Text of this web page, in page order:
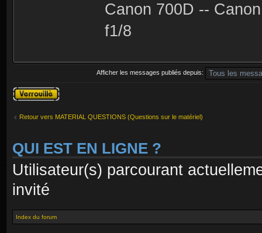
Canon 700D --
f1/8
Afficher les messages publiés depuis:
Sujet verrouillé
Retour vers MATERIAL QUESTIONS (Questions sur le matériel)
QUI EST EN LIGNE ?
Utilisateur(s) parcourant
invité
Index du forum